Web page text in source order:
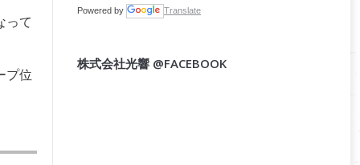
って
プ位
Powered by Translate
株式会社光響 @FACEBOOK